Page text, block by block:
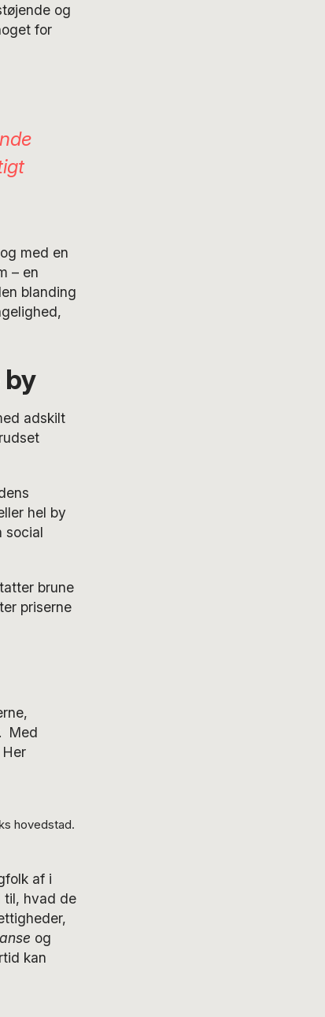
og
for
med en
– en
blanding
adskilt
hel by
social
brune
priserne
Med
hovedstad.
af i
til, hvad de
og
kan